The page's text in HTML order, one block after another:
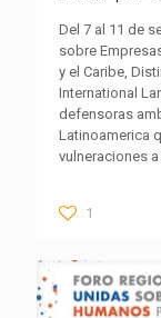
Del 7 al 11 de
sobre
y el Caribe,
International
defensoras
Latinoamerica
vulneraciones
1